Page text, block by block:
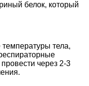
белок, который
тела,
через 2-3